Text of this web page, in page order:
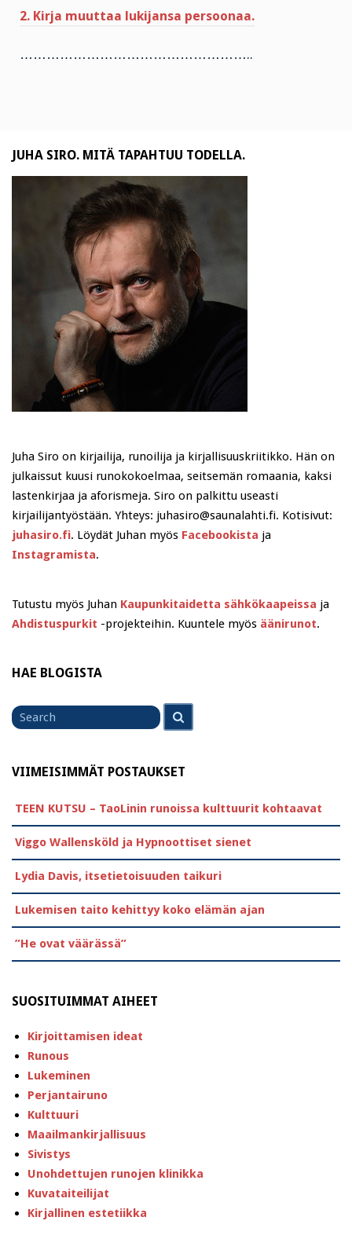
2. Kirja muuttaa lukijansa persoonaa.
……………………………………………..
JUHA SIRO. MITÄ TAPAHTUU TODELLA.
Juha Siro on kirjailija, runoilija ja kirjallisuuskriitikko. Hän on
julkaissut kuusi runokokoelmaa, seitsemän romaania, kaksi
lastenkirjaa ja aforismeja. Siro on palkittu useasti
kirjailijantyöstään. Yhteys: juhasiro@saunalahti.fi. Kotisivut:
juhasiro.fi. Löydät Juhan myös Facebookista ja
Instagramista.
Tutustu myös Juhan Kaupunkitaidetta sähkökaapeissa ja
Ahdistuspurkit -projekteihin. Kuuntele myös äänirunot.
HAE BLOGISTA
Search
for
VIIMEISIMMÄT POSTAUKSET
TEEN KUTSU – TaoLinin runoissa kulttuurit kohtaavat
Viggo Wallensköld ja Hypnoottiset sienet
Lydia Davis, itsetietoisuuden taikuri
Lukemisen taito kehittyy koko elämän ajan
”He ovat väärässä”
SUOSITUIMMAT AIHEET
Kirjoittamisen ideat
Runous
Lukeminen
Perjantairuno
Kulttuuri
Maailmankirjallisuus
Sivistys
Unohdettujen runojen klinikka
Kuvataiteilijat
Kirjallinen estetiikka